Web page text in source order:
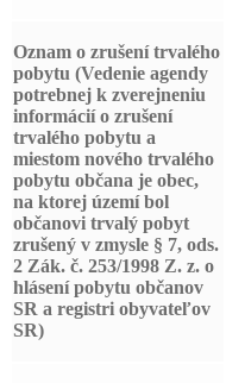
Oznam o zrušení trvalého
pobytu (Vedenie agendy
potrebnej k zverejneniu
informácií o zrušení
trvalého pobytu a
miestom nového trvalého
pobytu občana je obec,
na ktorej území bol
občanovi trvalý pobyt
zrušený v zmysle § 7, ods.
2 Zák. č. 253/1998 Z. z. o
hlásení pobytu občanov
SR a registri obyvateľov
SR)